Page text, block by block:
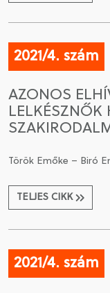
2021/4. szám
AZONOS
LELKÉSZNŐK
Török Emőke – Biró
TELJES CIKK
2021/4. szám